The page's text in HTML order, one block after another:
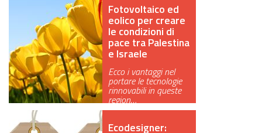
Fotovoltaico ed
eolico per creare
le condizioni di
pace tra Palestina
e Israele
Ecco i vantaggi nel
portare le tecnologie
rinnovabili in queste
region…
Ecodesigner: